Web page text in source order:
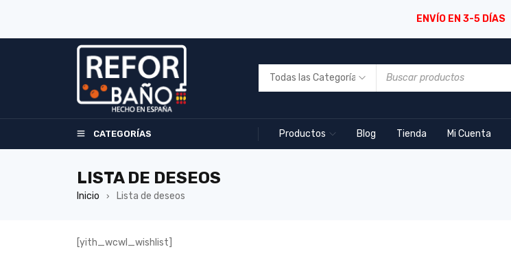
ENVÍO EN 3-5 DÍAS
CATEGORÍAS Productos Blog Tienda Mi Cuenta
LISTA DE DESEOS
Inicio › Lista de deseos
[yith_wcwl_wishlist]